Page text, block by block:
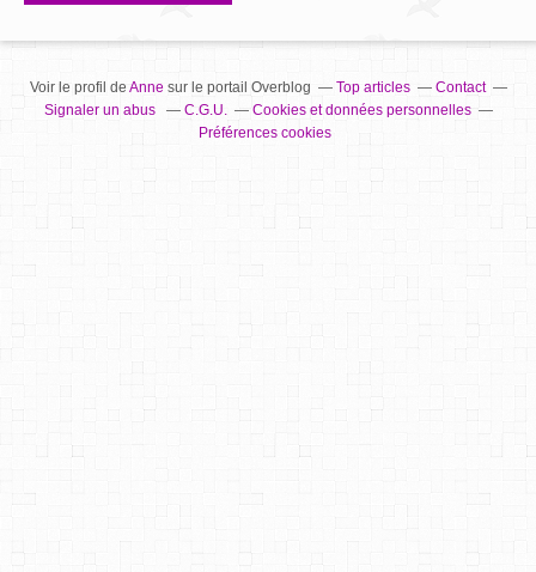
Voir le profil de Annesur le portail Overblog Top articles
Contact
Signaler un abus
C.G.U.
Cookies et données personnelles
Préférences cookies